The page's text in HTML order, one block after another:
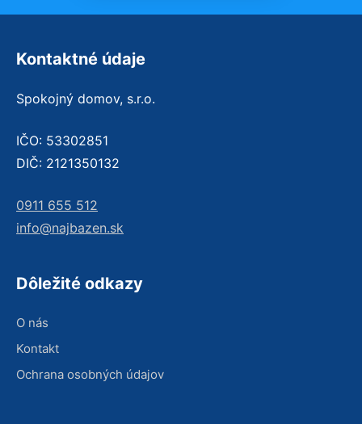
Kontaktné údaje
Spokojný domov, s.r.o.
IČO: 53302851
DIČ: 2121350132
0911 655 512
info@najbazen.sk
Dôležité odkazy
O nás
Kontakt
Ochrana osobných údajov